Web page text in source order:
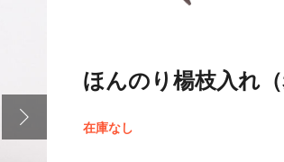
ほんのり楊枝入れ（
在庫なし